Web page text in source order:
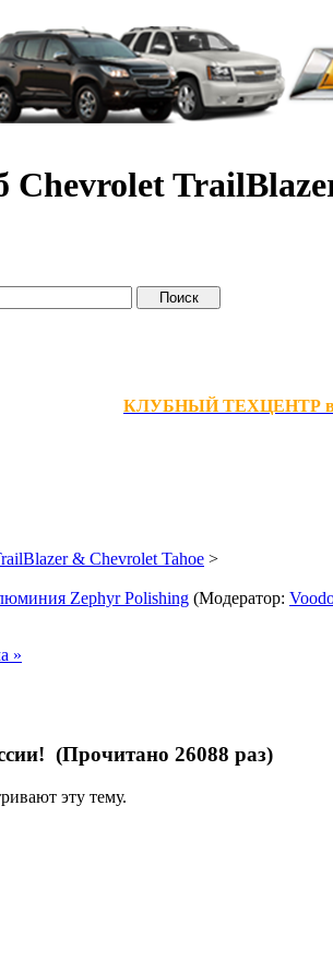
Chevrolet
КЛУБНЫЙ ТЕХЦЕНТР в
& Chevrolet Tahoe >
Zephyr Polishing (Модератор:
»
(Прочитано 26088 раз)
эту тему.